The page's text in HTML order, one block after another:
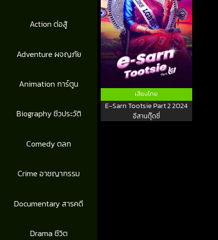
Action ต่อสู้
Adventure ผจญภัย
Animation การ์ตูน
Biography ชีวประวัติ
Comedy ตลก
Crime อาชญากรรม
Documentary สารคดี
Drama ชีวิต
เสียงไทย
E-Sarn Tootsie Part 2 2024
อีสานตุ๊ดซี่